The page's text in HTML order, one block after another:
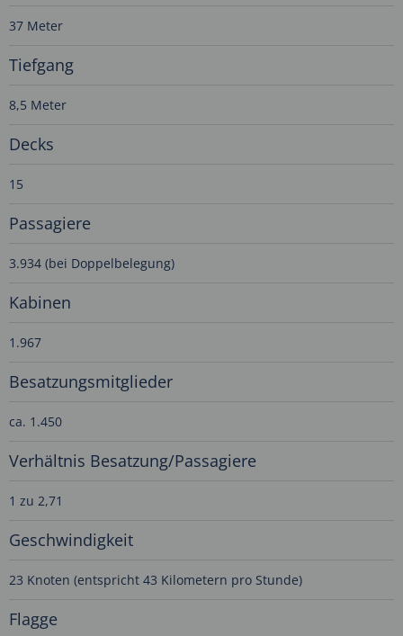
37 Meter
Tiefgang
8,5 Meter
Decks
15
Passagiere
3.934 (bei Doppelbelegung)
Kabinen
1.967
Besatzungsmitglieder
ca. 1.450
Verhältnis Besatzung/Passagiere
1 zu 2,71
Geschwindigkeit
23 Knoten (entspricht 43 Kilometern pro Stunde)
Flagge